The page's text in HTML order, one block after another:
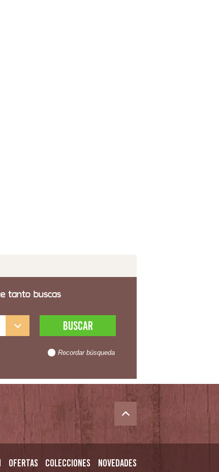
tanto buscas
Recordar búsqueda
Ofertas Colecciones Novedades